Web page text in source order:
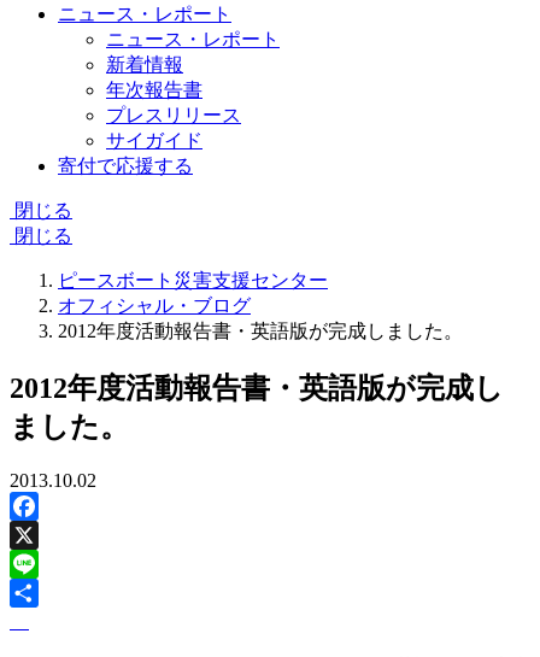
ニュース・レポート
ニュース・レポート
新着情報
年次報告書
プレスリリース
サイガイド
寄付で応援する
閉じる
閉じる
ピースボート災害支援センター
オフィシャル・ブログ
2012年度活動報告書・英語版が完成しました。
2012年度活動報告書・英語版が完成し
ました。
2013.10.02
Facebook
X
Line